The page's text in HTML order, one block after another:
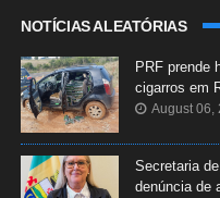
NOTÍCIAS ALEATÓRIAS
PRF prende
cigarros em
August 06,
Secretaria
denúncia de